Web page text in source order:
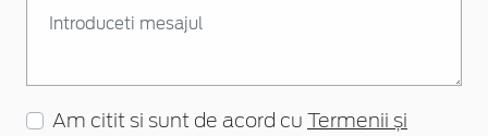
Am citit si sunt de acord cu
Termenii și